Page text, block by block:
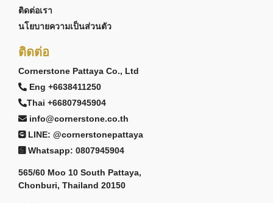
ติดต่อเรา
นโยบายความเป็นส่วนตัว
ติดต่อ
Cornerstone Pattaya Co., Ltd
Eng +6638411250
Thai +66807945904
info@cornerstone.co.th
LINE: @cornerstonepattaya
Whatsapp: 0807945904
565/60 Moo 10 South Pattaya,
Chonburi, Thailand 20150